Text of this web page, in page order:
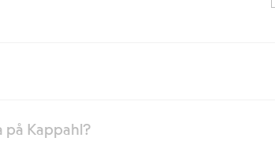
gratis frakt till butik eller om du handlar för över
på Kappahl?